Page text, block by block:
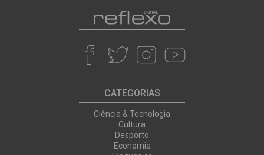
CATEGORIAS
Ciência & Tecnologia
Cultura
Desporto
Economia